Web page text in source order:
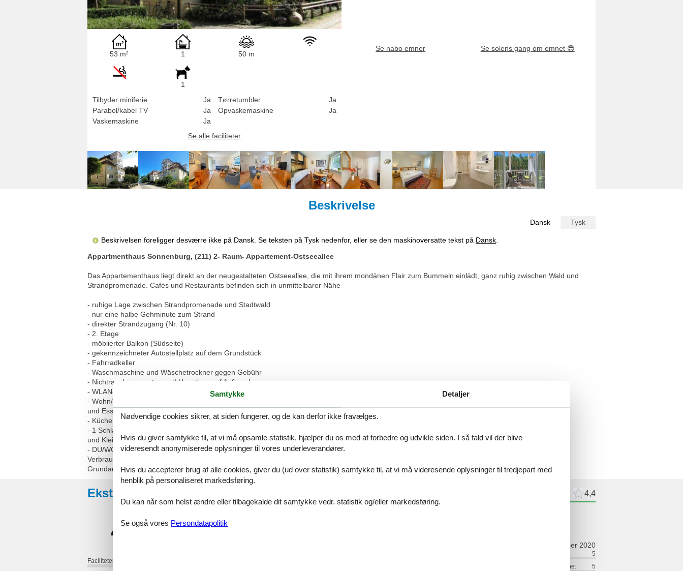
53 m² 1 50 m
1
Tilbyder miniferie
Ja
Parabol/kabel TV
Ja
Vaskemaskine
Ja
Tørretumbler
Ja
Opvaskemaskine
Ja
Se alle faciliteter
Se nabo emner Se solens gang om emnet 😎
Beskrivelse
Dansk Tysk
Beskrivelsen foreligger desværre ikke på Dansk. Se teksten på Tysk nedenfor, eller se den maskinoversatte tekst på Dansk
Appartmenthaus Sonnenburg, (211) 2- Raum- Appartement-Ostseeallee
Das Appartementhaus liegt direkt an der neugestalteten Ostseeallee, die mit ihrem mondänen Flair zum Bummeln einlädt, ganz ruhig zwischen Wald und
Strandpromenade. Cafés und Restaurants befinden sich in unmittelbarer Nähe
- ruhige Lage zwischen Strandpromenade und Stadtwald
- nur eine halbe Gehminute zum Strand
- direkter Strandzugang (Nr. 10)
- 2. Etage
- möblierter Balkon (Südseite)
- gekennzeichneter Autostellplatz auf dem Grundstück
- Fahrradkeller
- Waschmaschine und Wäschetrockner gegen Gebühr
- Nichtraucherappartement! Haustiere auf Anfrage!
- WLAN-Bereitstellung kostenfrei (ohne Gewähr)
- Wohn/Schlafbereich mit Schlafcouch, integrierter Küche
und Essbereich
- Küchenzeile - 2 Plattenherd, Mikrowelle, Kühlschrank und Geschirrspüler
- 1 Schlafzimmer mit Doppelbett (2 getrennte Matratzen)
und Kleiderschrank
- DU/WC
Verbrauchsgegenstände (Toilettenpapier, Müllbeutel) sind in einer
Grundausstattung vorhanden, darüber hinaus aber selbst zu besorgen.
Eksterne anmeldelser 4,4
4,4
Faciliteter:
september 2020
5
Værdi for pengene: 5
Samtykke Detaljer
Nødvendige cookies sikrer, at siden fungerer, og de kan derfor ikke fravælges.
Hvis du giver samtykke til, at vi må opsamle statistik, hjælper du os med at forbedre og udvikle siden. I så fald vil der blive
videresendt anonymiserede oplysninger til vores underleverandører.
Hvis du accepterer brug af alle cookies, giver du (ud over statistik) samtykke til, at vi må videresende oplysninger til tredjepart med
henblik på personaliseret markedsføring.
Du kan når som helst ændre eller tilbagekalde dit samtykke vedr. statistik og/eller markedsføring.
Se også vores Persondatapolitik